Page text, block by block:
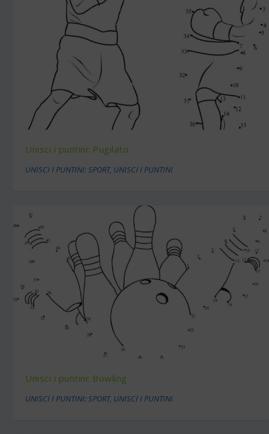
Unisci i puntini: Pugilato
UNISCI I PUNTINI: SPORT, UNISCI I PUNTINI
Unisci i puntini: Bowling
UNISCI I PUNTINI: SPORT, UNISCI I PUNTINI